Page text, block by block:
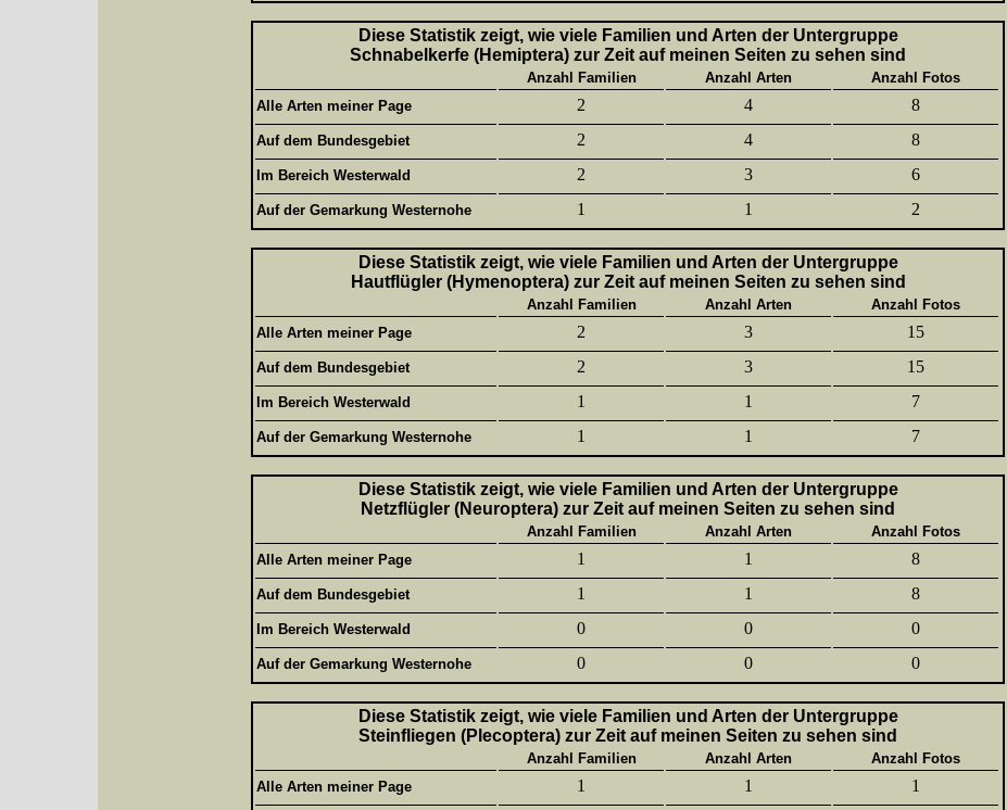
Diese Statistik zeigt, wie viele Familien und Arten der Untergruppe
Schnabelkerfe (Hemiptera) zur Zeit auf meinen Seiten zu sehen sind
Anzahl Familien Anzahl Arten
Anzahl Fotos
Alle Arten meiner Page
2 4 8
Auf dem Bundesgebiet 2 4 8
Im Bereich Westerwald 2 3 6
Auf der Gemarkung Westernohe 1 1 2
Diese Statistik zeigt, wie viele Familien und Arten der Untergruppe
Hautflügler (Hymenoptera) zur Zeit auf meinen Seiten zu sehen sind
Anzahl Familien Anzahl Arten
Anzahl Fotos
Alle Arten meiner Page
2 3 15
Auf dem Bundesgebiet 2 3 15
Im Bereich Westerwald 1 1 7
Auf der Gemarkung Westernohe 1 1 7
Diese Statistik zeigt, wie viele Familien und Arten der Untergruppe
Netzflügler (Neuroptera) zur Zeit auf meinen Seiten zu sehen sind
Anzahl Familien Anzahl Arten
Anzahl Fotos
Alle Arten meiner Page
1 1 8
Auf dem Bundesgebiet 1 1 8
Im Bereich Westerwald 0 0 0
Auf der Gemarkung Westernohe 0 0 0
Diese Statistik zeigt, wie viele Familien und Arten der Untergruppe
Steinfliegen (Plecoptera) zur Zeit auf meinen Seiten zu sehen sind
Anzahl Familien Anzahl Arten
Anzahl Fotos
Alle Arten meiner Page
1 1 1